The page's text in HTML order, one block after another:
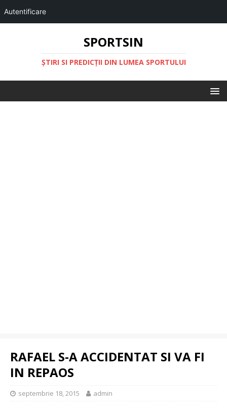
Autentificare
SPORTSIN
ŞTIRI SI PREDICŢII DIN LUMEA SPORTULUI
RAFAEL S-A ACCIDENTAT SI VA FI
IN REPAOS
septembrie 18, 2015 admin